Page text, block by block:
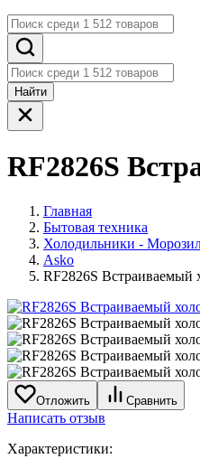
Найти
RF2826S
Главная
Бытовая техника
Холодильники -
Asko
RF2826S Встраиваемый
Отложить Сравнить
Написать отзыв
Характеристики: